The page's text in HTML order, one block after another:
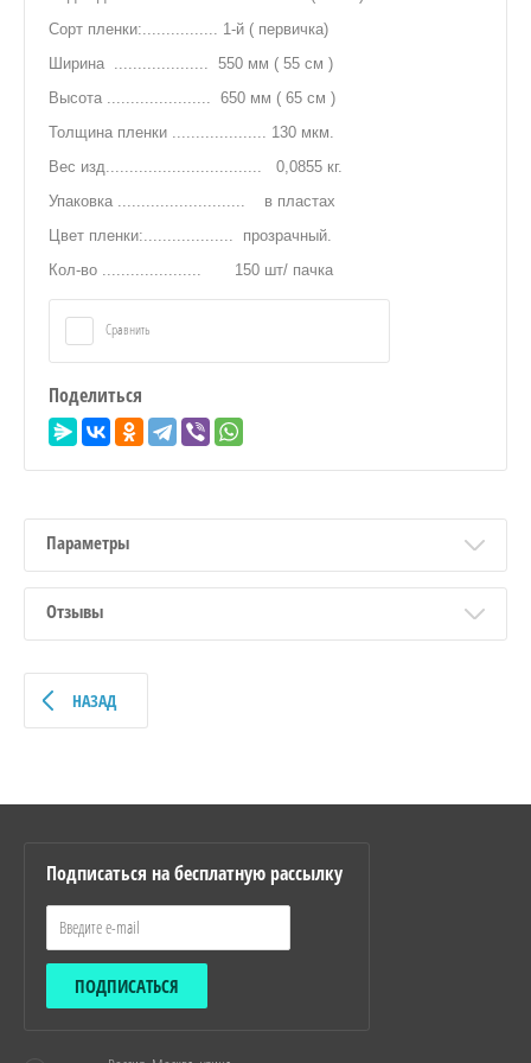
Сорт пленки:................ 1-й ( первичка)
Ширина .................... 550 мм ( 55 см )
Высота ...................... 650 мм ( 65 см )
Толщина пленки .................... 130 мкм.
Вес изд................................. 0,0855 кг.
Упаковка ........................... в пластах
Цвет пленки:................... прозрачный.
Кол-во ..................... 150 шт/ пачка
Сравнить
Поделиться
Параметры
Отзывы
НАЗАД
Подписаться на бесплатную рассылку
ПОДПИСАТЬСЯ